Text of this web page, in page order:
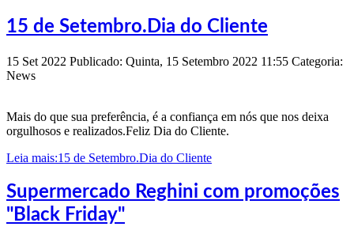
15 de Setembro.Dia do Cliente
15 Set 2022 Publicado: Quinta, 15 Setembro 2022 11:55 Categoria:
News
Mais do que sua preferência, é a confiança em nós que nos deixa
orgulhosos e realizados.Feliz Dia do Cliente.
Leia mais:15 de Setembro.Dia do Cliente
Supermercado Reghini com promoções
"Black Friday"